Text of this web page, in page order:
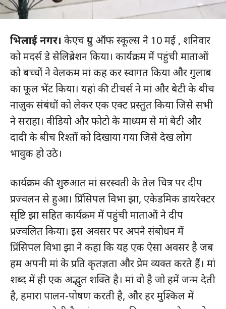
भिलाई नगर। केएच ग्रुप ऑफ स्कूल्स ने 10 मई , शनिवार
को मदर्स डे सेलिब्रेशन किया। कार्यक्रम में पहुंची माताओं
को बच्चों ने वेलकम मां कह कर स्वागत किया और गुलाब
का फूल भेंट किया। यहां की टीचर्स ने मां और बेटी के बीच
नाज़ुक संबंधों को लेकर एक एक्ट प्रस्तुत किया जिसे सभी
ने सराहा। वीडियो और फोटो के माध्यम से मां बेटी और
दादी के बीच रिश्तों को दिखाया गया जिसे देख लोग
भावुक हो उठे।
कार्यक्रम की शुरुआत मां सरस्वती के तेल चित्र पर दीप
प्रज्वलन से हुआ। प्रिंसिपल विभा झा, एकेडमिक डायरेक्टर
सृष्टि झा सहित कार्यक्रम में पहुंची माताओं ने दीप
प्रज्वलित किया। इस अवसर पर अपने संबोधन में
प्रिंसिपल विभा झा ने कहा कि यह एक ऐसा अवसर है जब
हम अपनी मां के प्रति कृतज्ञता और प्रेम व्यक्त करते हैं। मां
शब्द में ही एक अद्भुत शक्ति है। मां वो है जो हमें जन्म देती
है, हमारा पालन-पोषण करती है, और हर मुश्किल में